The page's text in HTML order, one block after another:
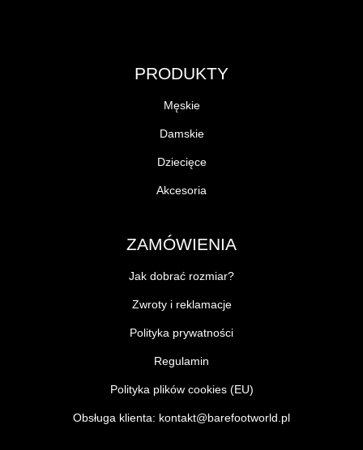
PRODUKTY
Męskie
Damskie
Dziecięce
Akcesoria
ZAMÓWIENIA
Jak dobrać rozmiar?
Zwroty i reklamacje
Polityka prywatności
Regulamin
Polityka plików cookies (EU)
Obsługa klienta: kontakt@barefootworld.pl